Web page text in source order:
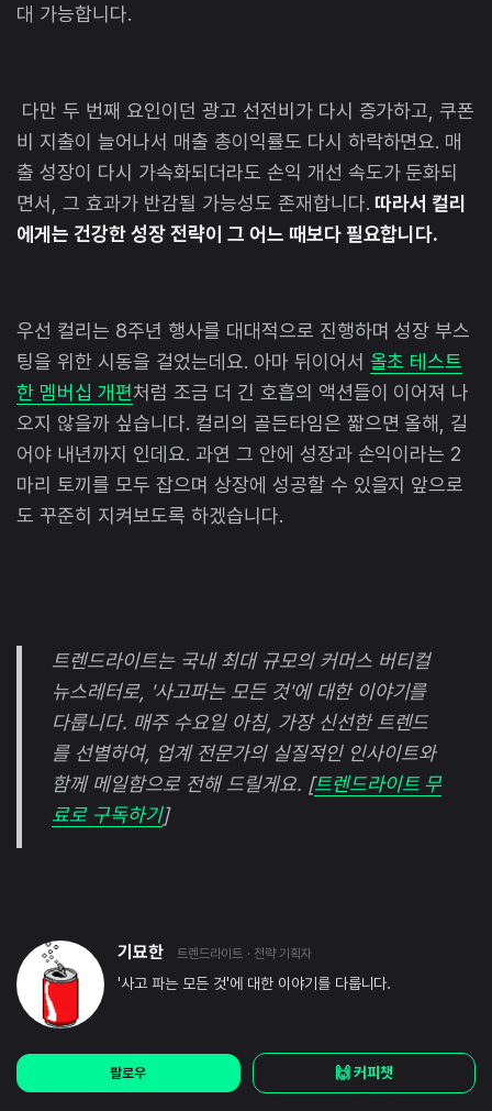
대 가능합니다.
다만 두 번째 요인이던 광고 선전비가 다시 증가하고, 쿠폰
비 지출이 늘어나서 매출 총이익률도 다시 하락하면요. 매
출 성장이 다시 가속화되더라도 손익 개선 속도가 둔화되
면서, 그 효과가 반감될 가능성도 존재합니다.따라서 컬리
에게는 건강한 성장 전략이 그 어느 때보다 필요합니다.
우선 컬리는 8주년 행사를 대대적으로 진행하며 성장 부스
팅을 위한 시동을 걸었는데요. 아마 뒤이어서 올초 테스트
한 멤버십 개편처럼 조금 더 긴 호흡의 액션들이 이어져 나
오지 않을까 싶습니다. 컬리의 골든타임은 짧으면 올해, 길
어야 내년까지 인데요. 과연 그 안에 성장과 손익이라는 2
마리 토끼를 모두 잡으며 상장에 성공할 수 있을지 앞으로
도 꾸준히 지켜보도록 하겠습니다.
트렌드라이트는 국내 최대 규모의 커머스 버티컬
뉴스레터로, '사고파는 모든 것'에 대한 이야기를
다룹니다. 매주 수요일 아침, 가장 신선한 트렌드
를 선별하여, 업계 전문가의 실질적인 인사이트와
함께 메일함으로 전해 드릴게요. [트렌드라이트 무
료로 구독하기]
기묘한 트렌드라이트 · 전략 기획자
'사고 파는 모든 것'에 대한 이야기를 다룹니다.
팔로우 🙌 커피챗